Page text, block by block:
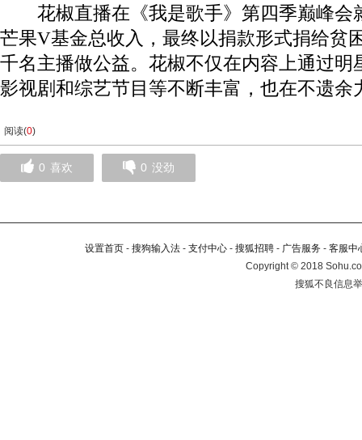
花椒直播在《我是歌手》第四季巅峰会
芒果V基金总收入，最终以捐款形式捐给贫
千名主播做公益。花椒不仅在内容上通过明
影视剧和综艺节目等不断丰富，也在不遗余
阅读(0)
0 喜欢 0 没劲
设置首页 - 搜狗输入法 - 支付中心 - 搜狐招聘 - 广告服务 - 客服中
Copyright© 2018
搜狐不良信息